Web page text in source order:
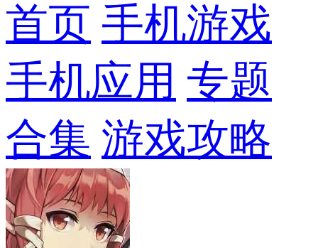
首页 手机游戏
手机应用 专题
合集 游戏攻略